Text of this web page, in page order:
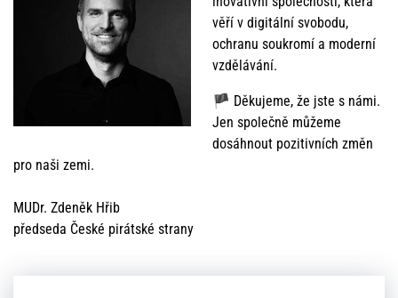
věří v digitální svobodu,
ochranu soukromí a moderní
vzdělávání.
🏴 Děkujeme, že jste s námi.
Jen společně můžeme
dosáhnout pozitivních změn
pro naši zemi.
MUDr. Zdeněk Hřib
předseda České pirátské strany